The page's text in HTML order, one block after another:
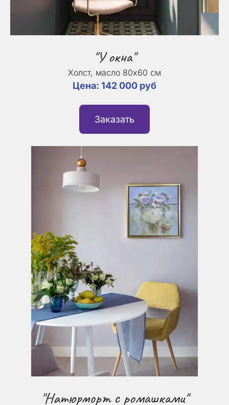
"У окна"
Холст, масло 80х60 см
Цена: 142 000 руб
Заказать
"Натюрморт с ромашками"